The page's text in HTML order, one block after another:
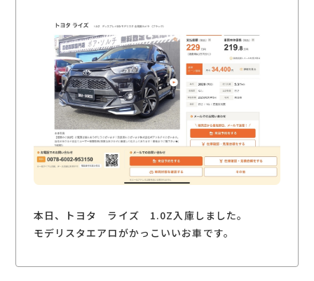
本日、トヨタ ライズ 1.0Z入庫しました。
モデリスタエアロがかっこいいお車です。